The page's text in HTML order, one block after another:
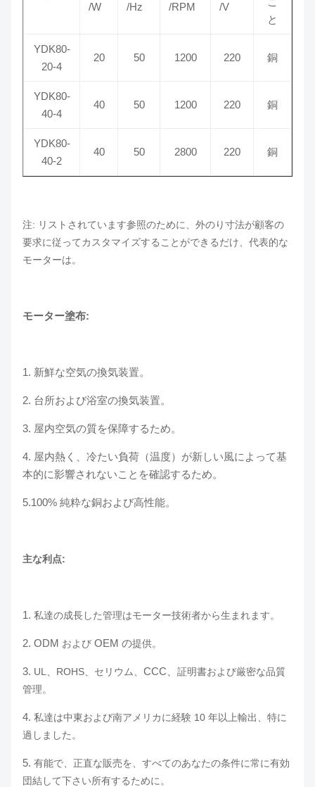
/W /Hz /RPM /V
と
YDK80-
20-4
20 50 1200 220 銅
YDK80-
40-4
40 50 1200 220 銅
YDK80-
40-2
40 50 2800 220 銅
注: リストされています参照のために、外のり寸法が顧客の
要求に従ってカスタマイズすることができるだけ、代表的な
モーターは。
モーター塗布:
1. 新鮮な空気の換気装置。
2. 台所および浴室の換気装置。
3. 屋内空気の質を保障するため。
4. 屋内熱く、冷たい負荷（温度）が新しい風によって基
本的に影響されないことを確認するため。
5.100% 純粋な銅および高性能。
主な利点:
1. 私達の成長した管理はモーター技術者から生まれます。
2. ODM および OEM の提供。
3. UL、ROHS、セリウム、 CCC、 証明書および厳密な品質
管理。
4. 私達は中東および南アメリカに経験 10 年以上輸出、特に
過しました。
5. 有能で、正直な販売を、すべてのあなたの条件に常に有効
団結して下さい所有するために。